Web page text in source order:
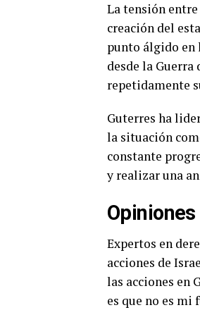
La tensión
creación del
punto álgido en
desde la Guerra
repetidamente
Guterres ha
la situación
constante
y realizar una
Expertos en
acciones de
las acciones en
es que no es mi